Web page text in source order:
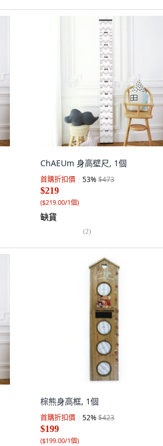
ChAEUm 身高壁尺, 1個
首購折扣價 53%$473
$219
($219.00/1個)
缺貨
(2)
棕熊身高框, 1個
首購折扣價 52%$423
$199
($199.00/1個)